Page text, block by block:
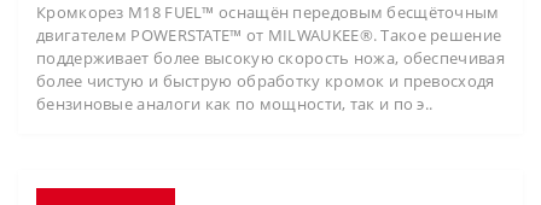
Кромкорез M18 FUEL™ оснащён передовым бесщёточным
двигателем POWERSTATE™ от MILWAUKEE®. Такое решение
поддерживает более высокую скорость ножа, обеспечивая
более чистую и быструю обработку кромок и превосходя
бензиновые аналоги как по мощности, так и по э..